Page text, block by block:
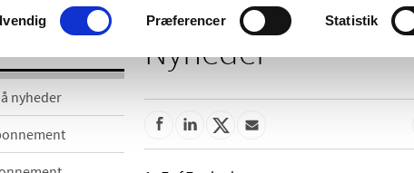
Præferencer Statistik
nyheder
Nyheder